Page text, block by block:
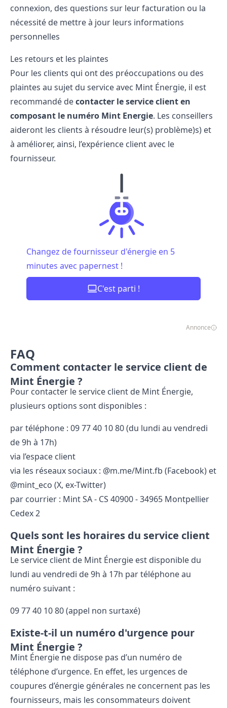
connexion, des questions sur leur facturation ou la
nécessité de mettre à jour leurs informations
personnelles
Les retours et les plaintes
Pour les clients qui ont des préoccupations ou des
plaintes au sujet du service avec Mint Énergie, il est
recommandé decontacter le service client en
composant le numéro Mint Energie. Les conseillers
aideront les clients à résoudre leur(s) problème)s) et
à améliorer, ainsi, l’expérience client avec le
fournisseur.
Changez de fournisseur d'énergie en 5
minutes avec papernest !
C'est parti !
Annonce
FAQ
Comment contacter le service client de
Mint Énergie ?
Pour contacter le service client de Mint Énergie,
plusieurs options sont disponibles :
par téléphone : 09 77 40 10 80 (du lundi au vendredi
de 9h à 17h)
via l’espace client
via les réseaux sociaux : @m.me/Mint.fb (Facebook) et
@mint_eco (X, ex-Twitter)
par courrier : Mint SA - CS 40900 - 34965 Montpellier
Cedex 2
Quels sont les horaires du service client
Mint Énergie ?
Le service client de Mint Énergie est disponible du
lundi au vendredi de 9h à 17h par téléphone au
numéro suivant :
09 77 40 10 80 (appel non surtaxé)
Existe-t-il un numéro d'urgence pour
Mint Énergie ?
Mint Énergie ne dispose pas d’un numéro de
téléphone d’urgence. En effet, les urgences de
coupures d’énergie générales ne concernent pas les
fournisseurs, mais les consommateurs doivent